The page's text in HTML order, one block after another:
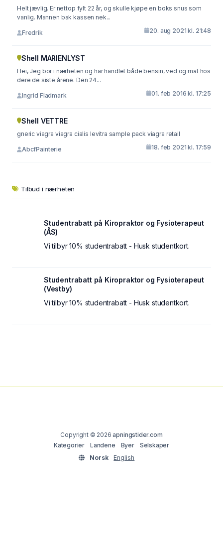
Helt jævlig. Er nettop fylt 22 år, og skulle kjøpe en boks snus som
vanlig. Mannen bak kassen nek...
Fredrik 20. aug 2021 kl. 21:48
Shell MARIENLYST
Hei, Jeg bor i nærheten og har handlet både bensin, ved og mat hos
dere de siste årene. Den 24...
Ingrid Fladmark 01. feb 2016 kl. 17:25
Shell VETTRE
gneric viagra viagra cialis levitra sample pack viagra retail
AbcfPainterie 18. feb 2021 kl. 17:59
Tilbud i nærheten
Studentrabatt på Kiropraktor og Fysioterapeut
(ÅS)
Vi tilbyr 10% studentrabatt - Husk studentkort.
Studentrabatt på Kiropraktor og Fysioterapeut
(Vestby)
Vi tilbyr 10% studentrabatt - Husk studentkort.
Copyright © 2026apningstider.com
Kategorier
Landene Byer
Selskaper
Norsk
English